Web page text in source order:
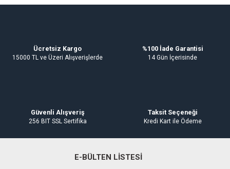
Ürün bilgilerinde hatalar bulunuyor.
Ücretsiz Kargo
15000 TL ve Üzeri Alışverişlerde
%100 İade Garantisi
14 Gün İçerisinde
Güvenli Alışveriş
256 BIT SSL Sertifika
Taksit Seçeneği
Kredi Kart ile Ödeme
E-BÜLTEN LİSTESİ